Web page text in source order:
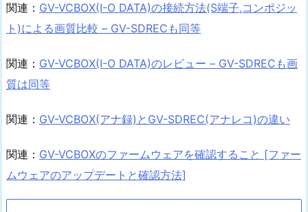
関連： GV-VCBOX(I-O DATA)の接続方法(S端子,コンポジッ
ト)による画質比較 – GV-SDRECも同等
関連： GV-VCBOX(I-O DATA)のレビュー – GV-SDRECも画
質は同等
関連： GV-VCBOX(アナ録)とGV-SDREC(アナレコ)の違い
関連： GV-VCBOXのファームウェアを確認すること [ファー
ムウェアのアップデートと確認方法]